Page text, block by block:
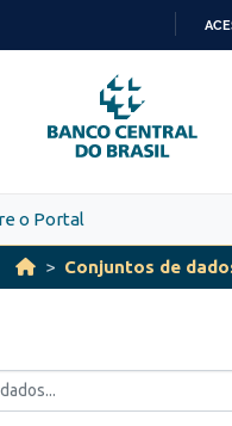
PARA
O
CONTEÚDO
o Portal
Conjuntos de